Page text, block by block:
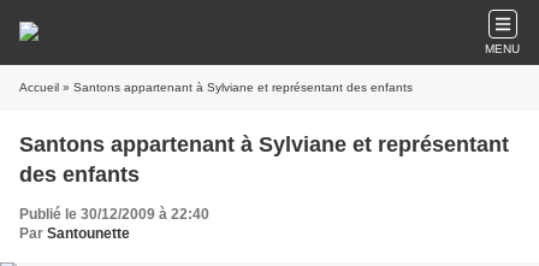
MENU
Accueil » Santons appartenant à Sylviane et représentant des enfants
Santons appartenant à Sylviane et représentant
des enfants
Publié le 30/12/2009 à 22:40
Par Santounette